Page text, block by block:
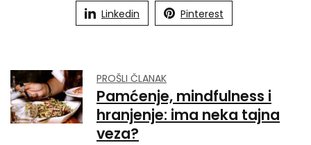
Linkedin Pinterest
PROŠLI ČLANAK
Pamćenje, mindfulness i
hranjenje: ima neka tajna
veza?